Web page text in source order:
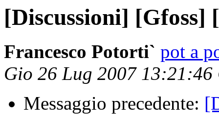
[Discussioni] [Gfoss]
Francesco Potorti` pot a
Gio 26 Lug 2007 13:21:46
Messaggio precedente: